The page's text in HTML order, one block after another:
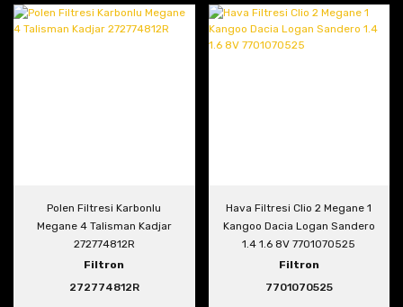
Polen Filtresi Karbonlu
Megane 4 Talisman Kadjar
272774812R
Filtron
272774812R
Hava Filtresi Clio 2 Megane 1
Kangoo Dacia Logan Sandero
1.4 1.6 8V 7701070525
Filtron
7701070525